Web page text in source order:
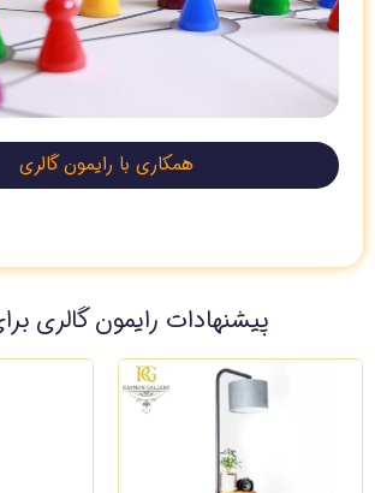
همکاری با رایمون گالری
پیشنهادات رایمون گالری